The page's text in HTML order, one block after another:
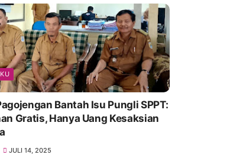
Bantah Isu Pungli SPPT:
Gratis, Hanya Uang Kesaksian
JULI 14, 2025